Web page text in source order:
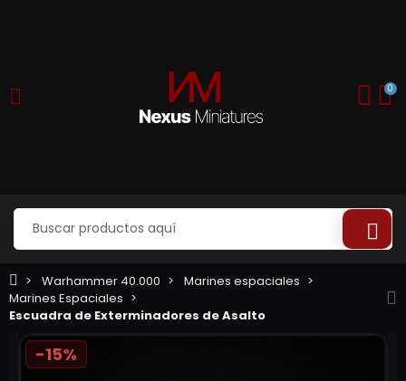
0
Warhammer 40.000
Marines espaciales
Marines Espaciales
Escuadra de Exterminadores de Asalto
-15%